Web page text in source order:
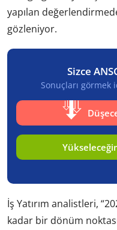
yapılan
gözleniyor.
Sizce
Sonuçları görmek
İş Yatırım analistleri,
kadar bir dönüm